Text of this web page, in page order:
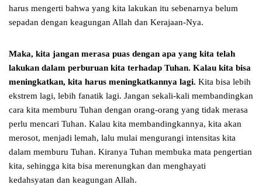
harus mengerti bahwa yang kita lakukan itu sebenarnya belum
sepadan dengan keagungan Allah dan Kerajaan-Nya.
Maka, kita jangan merasa puas dengan apa yang kita telah
lakukan dalam perburuan kita terhadap Tuhan. Kalau kita bisa
meningkatkan, kita harus meningkatkannya lagi. Kita bisa lebih
ekstrem lagi, lebih fanatik lagi. Jangan sekali-kali membandingkan
cara kita memburu Tuhan dengan orang-orang yang tidak merasa
perlu mencari Tuhan. Kalau kita membandingkannya, kita akan
merosot, menjadi lemah, lalu mulai mengurangi intensitas kita
dalam memburu Tuhan. Kiranya Tuhan membuka mata pengertian
kita, sehingga kita bisa merenungkan dan menghayati
kedahsyatan dan keagungan Allah.